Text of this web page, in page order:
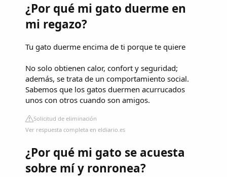
¿Por qué mi gato duerme en
mi regazo?
Tu gato duerme encima de ti porque te quiere
No solo obtienen calor, confort y seguridad;
además, se trata de un comportamiento social.
Sabemos que los gatos duermen acurrucados
unos con otros cuando son amigos.
Solicitud de eliminación
Ver respuesta completa en eldiario.es
¿Por qué mi gato se acuesta
sobre mí y ronronea?